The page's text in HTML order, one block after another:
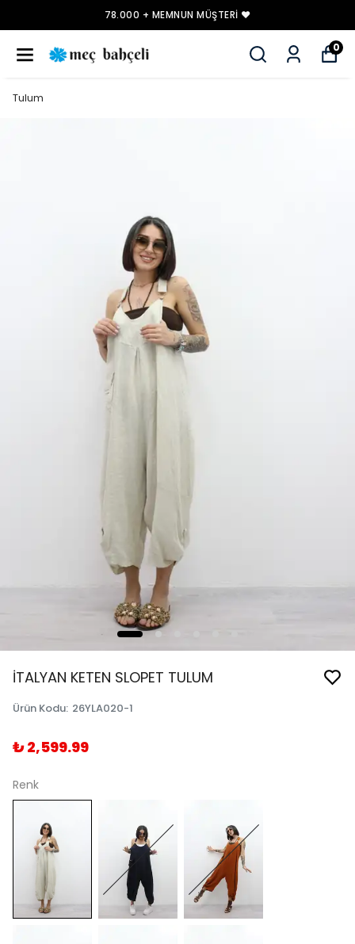
78.000 + MEMNUN MÜŞTERI ❤️
0
Tulum
İTALYAN KETEN SLOPET TULUM
Ürün Kodu: 26YLA020-1
₺ 2,599.99
Renk